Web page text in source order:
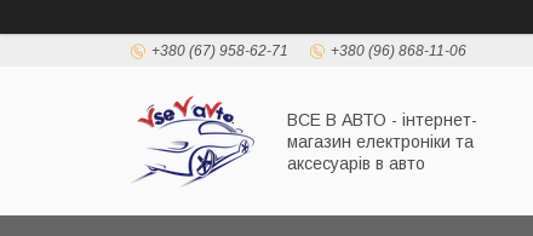
+380 (67) 958-62-71 +380 (96) 868-11-06
ВСЕ В АВТО - інтернет-
магазин електроніки та
аксесуарів в авто